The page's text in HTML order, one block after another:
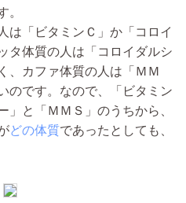
。
「ビタミンＣ」か「コロイ
タ体質の人は「コロイダルシ
、カファ体質の人は「ＭＭ
のです。なので、「ビタミン
」と「ＭＭＳ」のうちから、
どの体質であったとしても、